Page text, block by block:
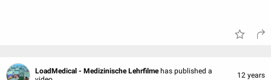
LoadMedical - Medizinische Lehrfilme has published a
12 years